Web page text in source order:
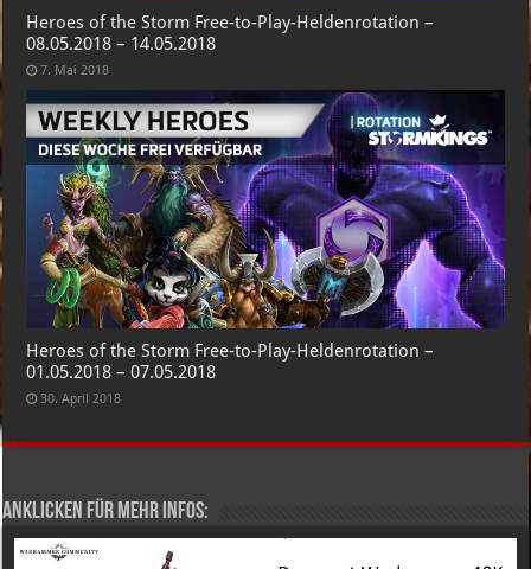
Heroes of the Storm Free-to-Play-Heldenrotation –
08.05.2018 – 14.05.2018
7. Mai 2018
Heroes of the Storm Free-to-Play-Heldenrotation –
01.05.2018 – 07.05.2018
30. April 2018
Anklicken für mehr Infos: